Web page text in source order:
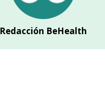
Redacción BeHealth